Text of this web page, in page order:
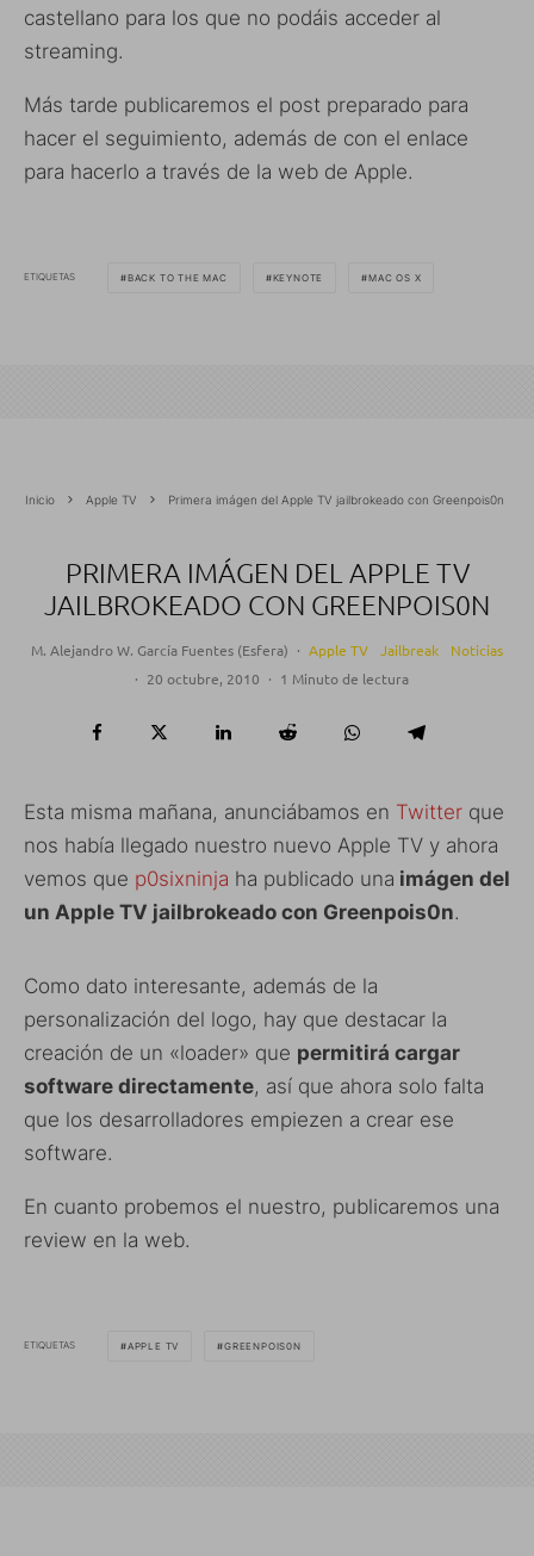
castellano para los que no podáis acceder al
streaming.
Más tarde publicaremos el post preparado para
hacer el seguimiento, además de con el enlace
para hacerlo a través de la web de Apple.
ETIQUETAS BACK TO THE MAC KEYNOTE MAC OS X
Inicio Apple TV Primera imágen del Apple TV jailbrokeado con Greenpois0n
PRIMERA IMÁGEN DEL APPLE TV
JAILBROKEADO CON GREENPOIS0N
M. Alejandro W. García Fuentes (Esfera) · Apple TV Jailbreak
Noticias
· 20 octubre, 2010 · 1 Minuto de lectura
Esta misma mañana, anunciábamos en Twitter que
nos había llegado nuestro nuevo Apple TV y ahora
vemos que p0sixninja ha publicado una imágen del
un Apple TV jailbrokeado con Greenpois0n.
Como dato interesante, además de la
personalización del logo, hay que destacar la
creación de un «loader» que permitirá cargar
software directamente, así que ahora solo falta
que los desarrolladores empiezen a crear ese
software.
En cuanto probemos el nuestro, publicaremos una
review en la web.
ETIQUETAS APPLE TV GREENPOIS0N